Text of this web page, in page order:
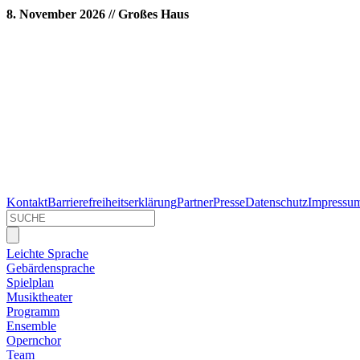
8. November 2026 // Großes Haus
KontaktBarrierefreiheitserklärungPartnerPresseDatenschutz
Leichte Sprache
Gebärdensprache
Spielplan
Musiktheater
Programm
Ensemble
Opernchor
Team